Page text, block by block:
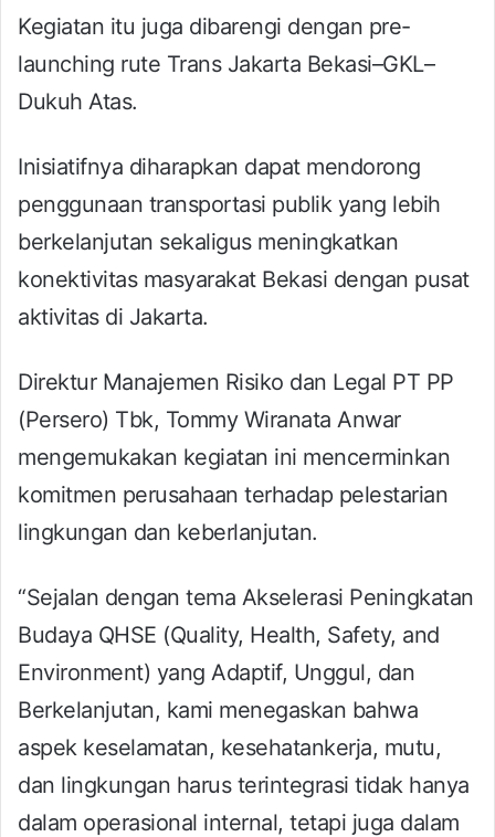
Kegiatan itu juga dibarengi dengan pre-
launching rute Trans Jakarta Bekasi–GKL–
Dukuh Atas.
Inisiatifnya diharapkan dapat mendorong
penggunaan transportasi publik yang lebih
berkelanjutan sekaligus meningkatkan
konektivitas masyarakat Bekasi dengan pusat
aktivitas di Jakarta.
Direktur Manajemen Risiko dan Legal PT PP
(Persero) Tbk, Tommy Wiranata Anwar
mengemukakan kegiatan ini mencerminkan
komitmen perusahaan terhadap pelestarian
lingkungan dan keberlanjutan.
“Sejalan dengan tema Akselerasi Peningkatan
Budaya QHSE (Quality, Health, Safety, and
Environment) yang Adaptif, Unggul, dan
Berkelanjutan, kami menegaskan bahwa
aspek keselamatan, kesehatankerja, mutu,
dan lingkungan harus terintegrasi tidak hanya
dalam operasional internal, tetapi juga dalam